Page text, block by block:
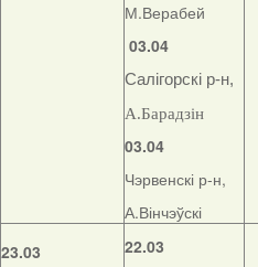
М.Верабей
03.04
Салігорскі р-н,
А.Барадзін
03.04
Чэрвенскі р-н,
А.Вінчэўскі
23.03
22.03